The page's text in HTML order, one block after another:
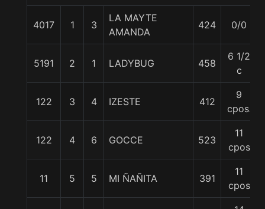
4017 1 3
LA MAYTE
AMANDA
424 0/0
5191 2 1 LADYBUG 458
6 1/2
c
122 3 4 IZESTE 412
9
cpos.
122 4 6 GOCCE 523
11
cpos
11 5 5 MI ÑAÑITA 391
11
cpos